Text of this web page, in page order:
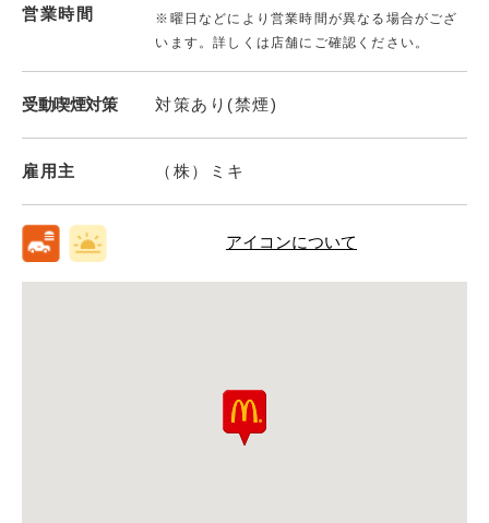
営業時間
※曜日などにより営業時間が異なる場合がござ
います。詳しくは店舗にご確認ください。
受動喫煙対策 対策あり(禁煙)
雇用主 （株）ミキ
アイコンについて